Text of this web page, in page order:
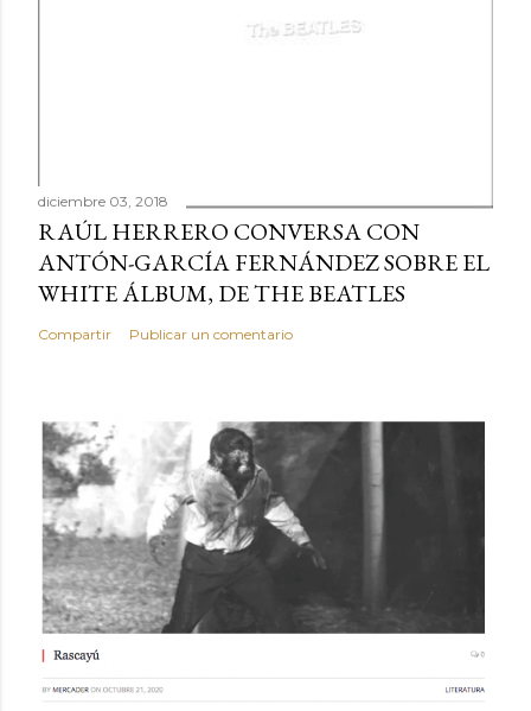
diciembre 03, 2018
RAÚL HERRERO CONVERSA CON
ANTÓN-GARCÍA FERNÁNDEZ SOBRE EL
WHITE ÁLBUM, DE THE BEATLES
Compartir Publicar un comentario